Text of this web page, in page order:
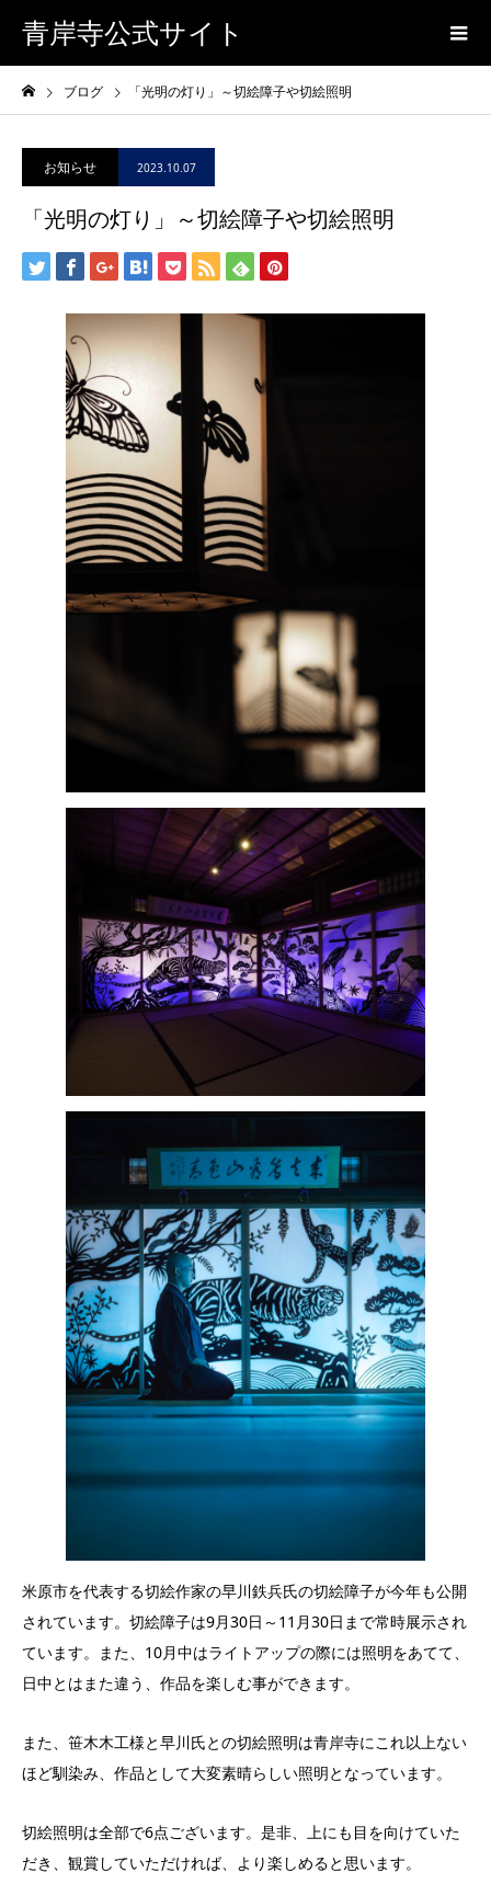
青岸寺公式サイト
ブログ 「光明の灯り」～切絵障子や切絵照明
お知らせ 2023.10.07
「光明の灯り」～切絵障子や切絵照明
米原市を代表する切絵作家の早川鉄兵氏の切絵障子が今年も公開
されています。切絵障子は9月30日～11月30日まで常時展示され
ています。また、10月中はライトアップの際には照明をあてて、
日中とはまた違う、作品を楽しむ事ができます。
また、笹木木工様と早川氏との切絵照明は青岸寺にこれ以上ない
ほど馴染み、作品として大変素晴らしい照明となっています。
切絵照明は全部で6点ございます。是非、上にも目を向けていた
だき、観賞していただければ、より楽しめると思います。